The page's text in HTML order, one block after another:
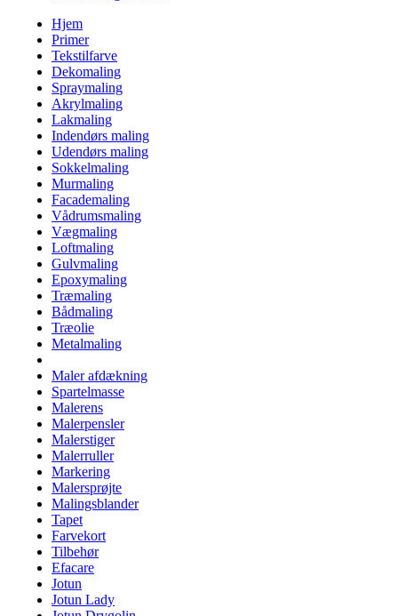
Hjem
Primer
Tekstilfarve
Dekomaling
Spraymaling
Akrylmaling
Lakmaling
Indendørs maling
Udendørs maling
Sokkelmaling
Murmaling
Facademaling
Vådrumsmaling
Vægmaling
Loftmaling
Gulvmaling
Epoxymaling
Træmaling
Bådmaling
Træolie
Metalmaling
Maler afdækning
Spartelmasse
Malerens
Malerpensler
Malerstiger
Malerruller
Markering
Malersprøjte
Malingsblander
Tapet
Farvekort
Tilbehør
Efacare
Jotun
Jotun Lady